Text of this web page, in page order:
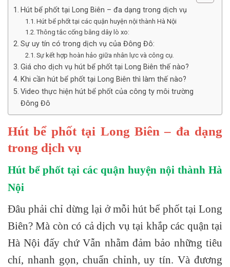
Hút bể phốt tại Long Biên – đa dạng trong dịch vụ
Hút bể phốt tại các quận huyện nội thành Hà Nội
Thông tắc cống bằng dây lò xo:
Sự uy tín có trong dịch vụ của Đông Đô:
Sự kết hợp hoàn hảo giữa nhân lực và công cụ.
Giá cho dịch vụ hút bể phốt tại Long Biên thế nào?
Khi cần hút bể phốt tại Long Biên thì làm thế nào?
Video thực hiện hút bể phốt của công ty môi trường
Đông Đô
Hút bể phốt tại Long Biên – đa dạng
trong dịch vụ
Hút bể phốt tại các quận huyện nội thành Hà
Nội
Đâu phải chỉ dừng lại ở mỗi hút bể phốt tại Long
Biên? Mà còn có cả dịch vụ tại khắp các quận tại
Hà Nội đấy chứ Vẫn nhằm đảm bảo những tiêu
chí, nhanh gọn, chuẩn chỉnh, uy tín. Và đương